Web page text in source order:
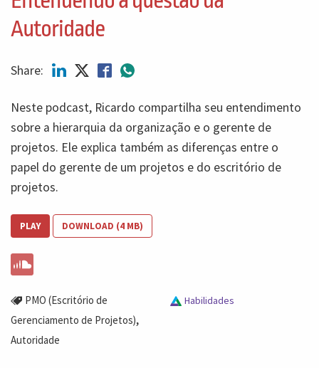
Autoridade
Share:
Neste podcast, Ricardo compartilha seu entendimento
sobre a hierarquia da organização e o gerente de
projetos. Ele explica também as diferenças entre o
papel do gerente de um projetos e do escritório de
projetos.
PLAY DOWNLOAD (4 MB)
PMO (Escritório de
Gerenciamento de Projetos),
Autoridade
Habilidades